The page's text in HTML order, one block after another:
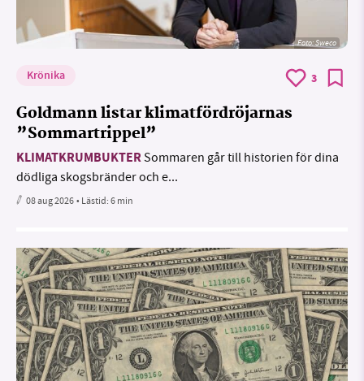
Foto: Sweco
Krönika 3
Goldmann listar klimatfördröjarnas
”Sommartrippel”
KLIMATKRUMBUKTERSommaren går till historien för dina
dödliga skogsbränder och e...
08 aug 2026• Lästid:6 min